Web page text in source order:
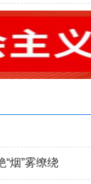
烟”雾缭绕